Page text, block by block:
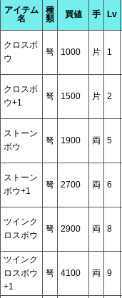
アイテム
名
種
類
買値 手 Lv
クロスボ
ウ
弩 1000 片 1
クロスボ
ウ+1
弩 1500 片 2
ストーン
ボウ
弩 1900 両 5
ストーン
ボウ+1
弩 2700 両 6
ツインク
ロスボウ
弩 2900 両 8
ツインク
ロスボウ
+1
弩 4100 両 9